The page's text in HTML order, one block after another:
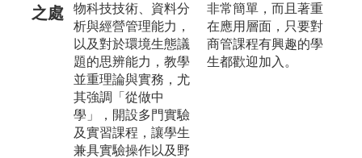
之處
物科技技術、資料分
析與經營管理能力，
以及對於環境生態議
題的思辨能力，教學
並重理論與實務，尤
其強調「從做中
學」，開設多門實驗
及實習課程，讓學生
兼具實驗操作以及野
非常簡單，而且著重
在應用層面，只要對
商管課程有興趣的學
生都歡迎加入。